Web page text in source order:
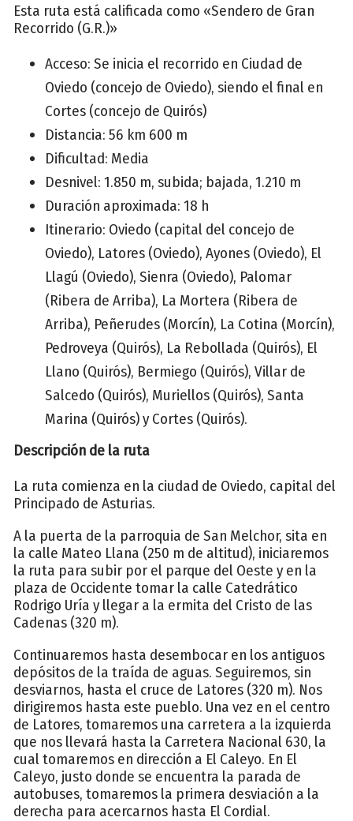
Esta ruta está calificada como «Sendero de Gran
Recorrido (G.R.)»
Acceso: Se inicia el recorrido en Ciudad de
Oviedo (concejo de Oviedo), siendo el final en
Cortes (concejo de Quirós)
Distancia: 56 km 600 m
Dificultad: Media
Desnivel: 1.850 m, subida; bajada, 1.210 m
Duración aproximada: 18 h
Itinerario: Oviedo (capital del concejo de
Oviedo), Latores (Oviedo), Ayones (Oviedo), El
Llagú (Oviedo), Sienra (Oviedo), Palomar
(Ribera de Arriba), La Mortera (Ribera de
Arriba), Peñerudes (Morcín), La Cotina (Morcín),
Pedroveya (Quirós), La Rebollada (Quirós), El
Llano (Quirós), Bermiego (Quirós), Villar de
Salcedo (Quirós), Muriellos (Quirós), Santa
Marina (Quirós) y Cortes (Quirós).
Descripción de la ruta
La ruta comienza en la ciudad de Oviedo, capital del
Principado de Asturias.
A la puerta de la parroquia de San Melchor, sita en
la calle Mateo Llana (250 m de altitud), iniciaremos
la ruta para subir por el parque del Oeste y en la
plaza de Occidente tomar la calle Catedrático
Rodrigo Uría y llegar a la ermita del Cristo de las
Cadenas (320 m).
Continuaremos hasta desembocar en los antiguos
depósitos de la traída de aguas. Seguiremos, sin
desviarnos, hasta el cruce de Latores (320 m). Nos
dirigiremos hasta este pueblo. Una vez en el centro
de Latores, tomaremos una carretera a la izquierda
que nos llevará hasta la Carretera Nacional 630, la
cual tomaremos en dirección a El Caleyo. En El
Caleyo, justo donde se encuentra la parada de
autobuses, tomaremos la primera desviación a la
derecha para acercarnos hasta El Cordial.